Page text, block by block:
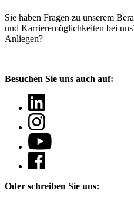
Sie haben Fragen zu unserem
und Karrieremöglichkeiten bei
Anliegen?
Besuchen Sie uns auch auf:
Oder schreiben Sie uns: